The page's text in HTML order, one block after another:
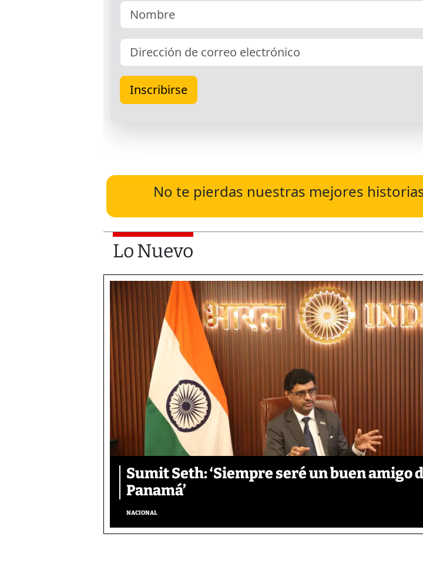
No te pierdas nuestras mejores
Lo Nuevo
Sumit Seth: ‘Siempre seré un buen amigo
Panamá’
NACIONAL